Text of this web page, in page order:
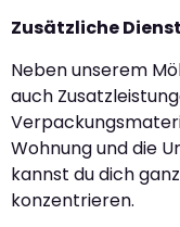
Zusätzliche
Neben unserem
auch
Wohnung und die
kannst du dich
konzentrieren.